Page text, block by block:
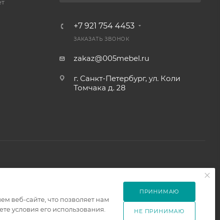
+7 921 754 4453
ЗАКАЗАТЬ ЗВОНОК
zakaz@005mebel.ru
г. Санкт-Петербург, ул. Коли
Томчака д. 28
веб-сайте, что позволяет нам
условия его использования.
ПРИНИМАЮ
НЕ ПРИНИМАЮ